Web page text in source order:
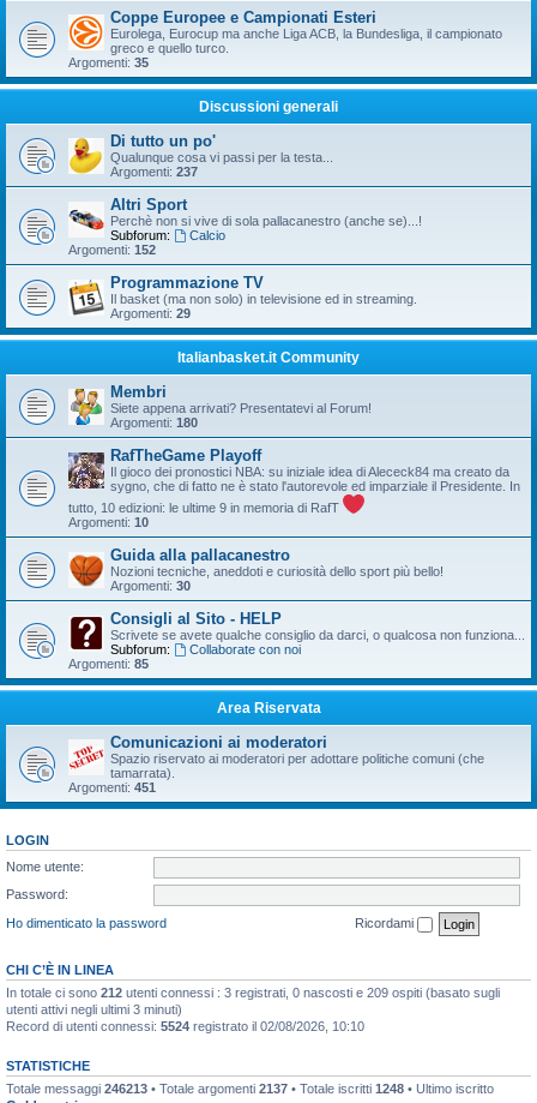
Coppe Europee e Campionati Esteri
Eurolega, Eurocup ma anche Liga ACB, la Bundesliga, il campionato
greco e quello turco.
Argomenti: 35
Discussioni generali
Di tutto un po'
Qualunque cosa vi passi per la testa...
Argomenti: 237
Altri Sport
Perchè non si vive di sola pallacanestro (anche se)...!
Subforum:
Calcio
Argomenti: 152
Programmazione TV
Il basket (ma non solo) in televisione ed in streaming.
Argomenti: 29
Italianbasket.it Community
Membri
Siete appena arrivati? Presentatevi al Forum!
Argomenti: 180
RafTheGame Playoff
Il gioco dei pronostici NBA: su iniziale idea di Alececk84 ma creato da
sygno, che di fatto ne è stato l'autorevole ed imparziale il Presidente. In
tutto, 10 edizioni: le ultime 9 in memoria di RafT
Argomenti: 10
Guida alla pallacanestro
Nozioni tecniche, aneddoti e curiosità dello sport più bello!
Argomenti: 30
Consigli al Sito - HELP
Scrivete se avete qualche consiglio da darci, o qualcosa non funziona...
Subforum:
Collaborate con noi
Argomenti: 85
Area Riservata
Comunicazioni ai moderatori
Spazio riservato ai moderatori per adottare politiche comuni (che
tamarrata).
Argomenti: 451
LOGIN
Nome utente:
Password:
Ho dimenticato la password
Ricordami
CHI C’È IN LINEA
In totale ci sono 212 utenti connessi : 3 registrati, 0 nascosti e 209 ospiti (basato sugli
utenti attivi negli ultimi 3 minuti)
Record di utenti connessi: 5524 registrato il 02/08/2026, 10:10
STATISTICHE
Totale messaggi 246213 • Totale argomenti 2137 • Totale iscritti 1248 • Ultimo iscritto